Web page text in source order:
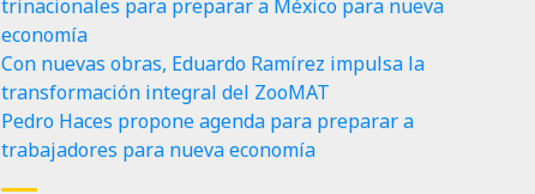
trinacionales para preparar a México para nueva
economía
Con nuevas obras, Eduardo Ramírez impulsa la
transformación integral del ZooMAT
Pedro Haces propone agenda para preparar a
trabajadores para nueva economía